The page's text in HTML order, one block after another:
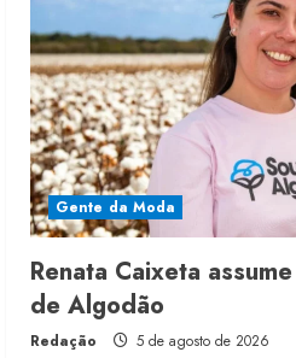
Gente da Moda
Renata Caixeta
de Algodão
Redação 5 de agosto de 2026